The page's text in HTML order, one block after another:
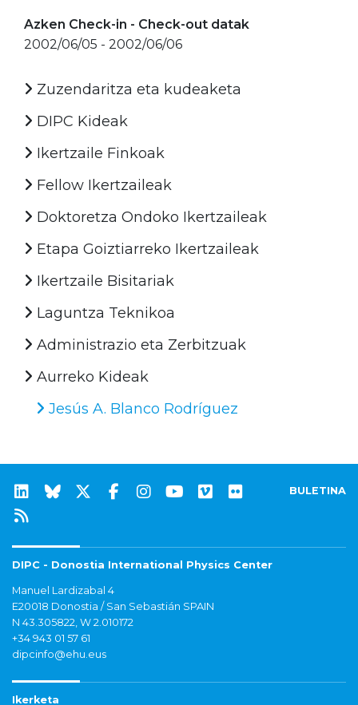
Azken Check-in - Check-out datak
2002/06/05 - 2002/06/06
Zuzendaritza eta kudeaketa
DIPC Kideak
Ikertzaile Finkoak
Fellow Ikertzaileak
Doktoretza Ondoko Ikertzaileak
Etapa Goiztiarreko Ikertzaileak
Ikertzaile Bisitariak
Laguntza Teknikoa
Administrazio eta Zerbitzuak
Aurreko Kideak
Jesús A. Blanco Rodríguez
BULETINA
DIPC - Donostia International Physics Center
Manuel Lardizabal 4
E20018 Donostia / San Sebastián SPAIN
N 43.305822, W 2.010172
+34 943 01 57 61
dipcinfo@ehu.eus
Ikerketa